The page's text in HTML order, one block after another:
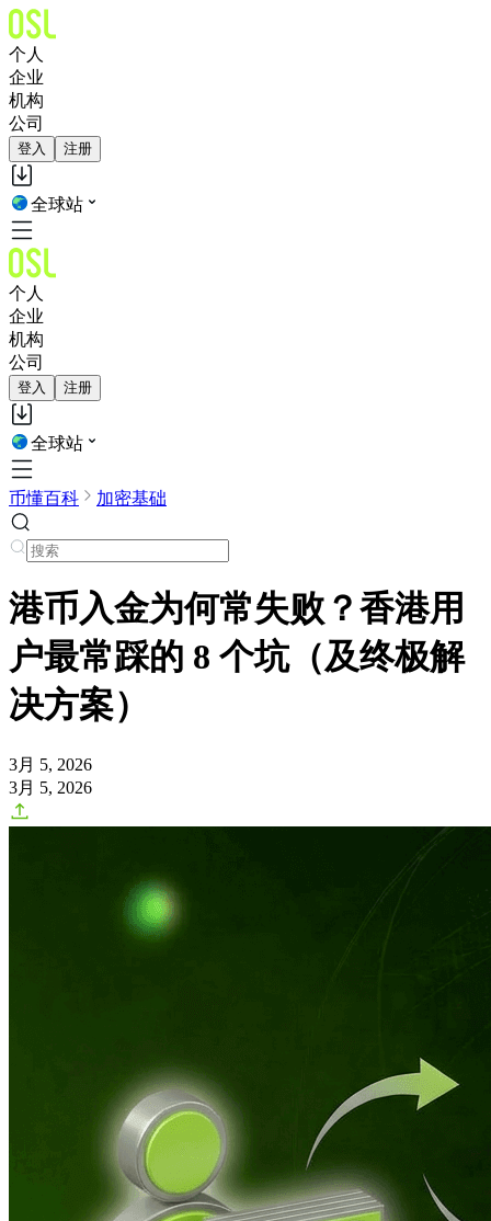
个人
企业
机构
公司
登入 注册
全球站
个人
企业
机构
公司
登入 注册
全球站
币懂百科 加密基础
港币入金为何常失败？香港用
户最常踩的 8 个坑（及终极解
决方案）
3月 5, 2026
3月 5, 2026